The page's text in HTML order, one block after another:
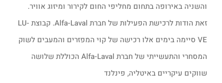
והשניה באירופה בתחום מחליפי החום לקירור ומיזוג אוויר.
זאת הודות לרכישת הפעילות של חברת Alfa-Laval. קבוצת LU-
VE סיימה בימים אלו רכישה של קוי המפזרים והמעבים לשוק
המסחרי והתעשייתי של חברת Alfa-Laval הכוללת שלושה
שווקים עיקריים באיטליה, פינלנד